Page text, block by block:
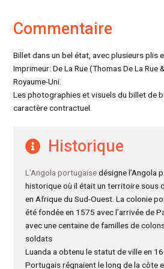
Commentaire
Billet dans un bel état, avec plusieurs plis
Imprimeur: De La Rue (Thomas De La Rue
Royaume-Uni.
Les photographies et visuels du billet de
caractère contractuel.
Historique
L’Angola portugaisedésigne l’Angola
historique où il était un territoire sous
en Afrique du Sud-Ouest. La colonie
été fondée en 1575 avec l’arrivée de
avec une centaine de familles de
soldats
Luanda a obtenu le statut de ville en
Portugais régnaient le long de la côte